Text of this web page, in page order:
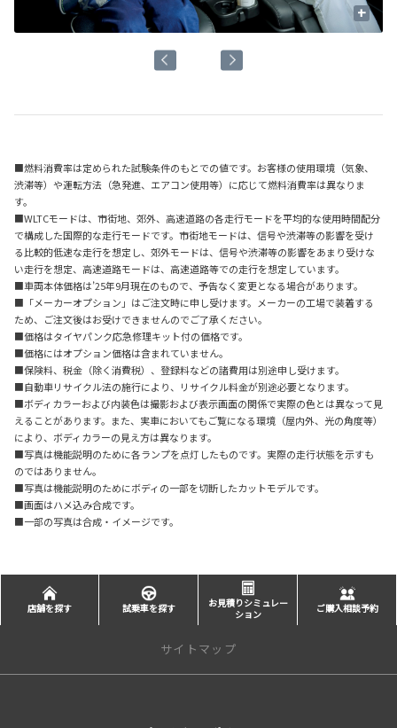
+
■燃料消費率は定められた試験条件のもとでの値です。お客様の使用環境（気象、
渋滞等）や運転方法（急発進、エアコン使用等）に応じて燃料消費率は異なりま
す。
■WLTCモードは、市街地、郊外、高速道路の各走行モードを平均的な使用時間配分
で構成した国際的な走行モードです。市街地モードは、信号や渋滞等の影響を受け
る比較的低速な走行を想定し、郊外モードは、信号や渋滞等の影響をあまり受けな
い走行を想定、高速道路モードは、高速道路等での走行を想定しています。
■車両本体価格は’25年9月現在のもので、予告なく変更となる場合があります。
■「メーカーオプション」はご注文時に申し受けます。メーカーの工場で装着する
ため、ご注文後はお受けできませんのでご了承ください。
■価格はタイヤパンク応急修理キット付の価格です。
■価格にはオプション価格は含まれていません。
■保険料、税金（除く消費税）、登録料などの諸費用は別途申し受けます。
■自動車リサイクル法の施行により、リサイクル料金が別途必要となります。
■ボディカラーおよび内装色は撮影および表示画面の関係で実際の色とは異なって見
えることがあります。また、実車においてもご覧になる環境（屋内外、光の角度等）
により、ボディカラーの見え方は異なります。
■写真は機能説明のために各ランプを点灯したものです。実際の走行状態を示すも
のではありません。
■写真は機能説明のためにボディの一部を切断したカットモデルです。
■画面はハメ込み合成です。
■一部の写真は合成・イメージです。
店舗を探す 試乗車を探す
お見積りシミュレー
ション
ご購入相談予約
サイトマップ